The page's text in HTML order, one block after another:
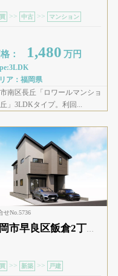
>> 中古 >> マンション
： 1,480 万円
ア：福岡県
南区長丘「ロワールマンショ
」3LDKタイプ。利回...
せNo.5736
福岡市早良区飯倉2丁目、茶山駅利用の新築4LDK。収納豊富な間取りと先進設備で快適な暮らしを実現。防犯性も高く、ご家族に安心の住まいです。ぜひご検討ください。
>> 新築 >> 戸建